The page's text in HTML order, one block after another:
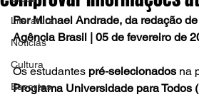
Literatura
Notícias
Cultura
Esportes
Por Michael Andrade, da redação
Agência Brasil | 05 de fevereiro de
Os estudantes pré-selecionados na
Programa Universidade para Todos